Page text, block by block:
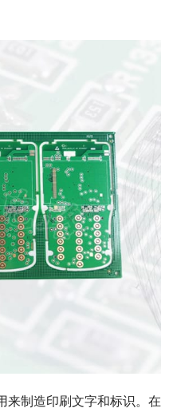
来制造印刷文字和标识。在